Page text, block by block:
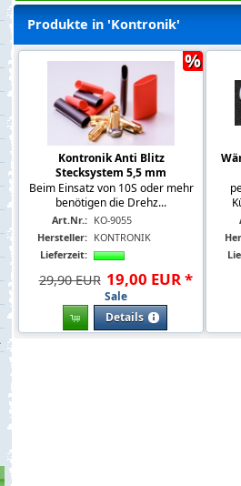
Produkte in 'Kontronik'
Kontronik Anti Blitz
Stecksystem 5,5 mm
Beim Einsatz von 10S oder mehr
benötigen die Drehz...
Art.Nr.: KO-9055
Hersteller: KONTRONIK
Lieferzeit:
29,90 EUR 19,00 EUR*
Sale
Details
%